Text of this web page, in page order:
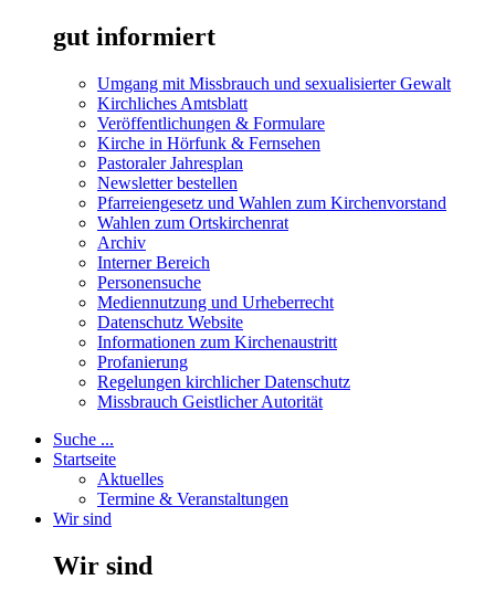
gut informiert
Umgang mit Missbrauch und sexualisierter Gewalt
Kirchliches Amtsblatt
Veröffentlichungen & Formulare
Kirche in Hörfunk & Fernsehen
Pastoraler Jahresplan
Newsletter bestellen
Pfarreiengesetz und Wahlen zum Kirchenvorstand
Wahlen zum Ortskirchenrat
Archiv
Interner Bereich
Personensuche
Mediennutzung und Urheberrecht
Datenschutz Website
Informationen zum Kirchenaustritt
Profanierung
Regelungen kirchlicher Datenschutz
Missbrauch Geistlicher Autorität
Suche ...
Startseite
Aktuelles
Termine & Veranstaltungen
Wir sind
Wir sind